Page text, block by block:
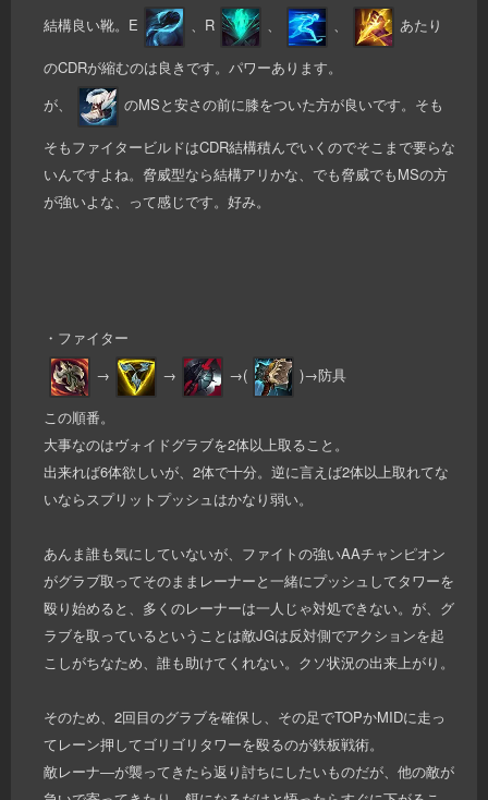
結構良い靴。E 、R 、 、 あたり
のCDRが縮むのは良きです。パワーあります。
が、
のMSと安さの前に膝をついた方が良いです。そも
そもファイタービルドはCDR結構積んでいくのでそこまで要らな
いんですよね。脅威型なら結構アリかな、でも脅威でもMSの方
が強いよな、って感じです。好み。
・ファイター
→
→ →( )→防具
この順番。
大事なのはヴォイドグラブを2体以上取ること。
出来れば6体欲しいが、2体で十分。逆に言えば2体以上取れてな
いならスプリットプッシュはかなり弱い。
あんま誰も気にしていないが、ファイトの強いAAチャンピオン
がグラブ取ってそのままレーナーと一緒にプッシュしてタワーを
殴り始めると、多くのレーナーは一人じゃ対処できない。が、グ
ラブを取っているということは敵JGは反対側でアクションを起
こしがちなため、誰も助けてくれない。クソ状況の出来上がり。
そのため、2回目のグラブを確保し、その足でTOPかMIDに走っ
てレーン押してゴリゴリタワーを殴るのが鉄板戦術。
敵レーナ―が襲ってきたら返り討ちにしたいものだが、他の敵が